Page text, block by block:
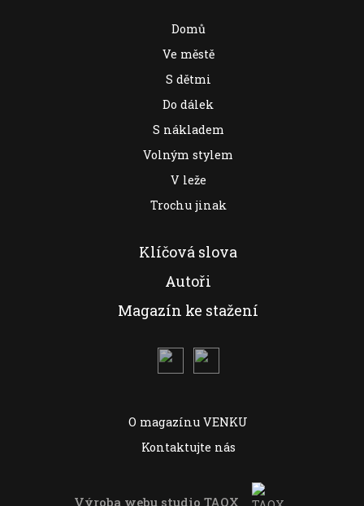
Domů
Ve městě
S dětmi
Do dálek
S nákladem
Volným stylem
V leže
Trochu jinak
Klíčová slova
Autoři
Magazín ke stažení
O magazínu VENKU
Kontaktujte nás
Výroba webu studio TAOX